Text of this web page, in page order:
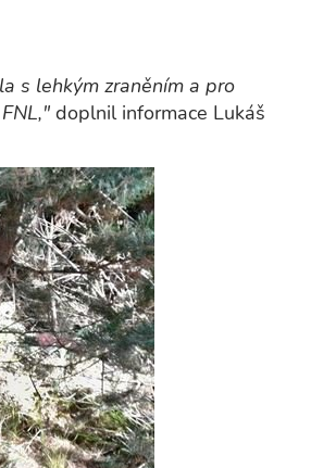
s lehkým zraněním a pro
doplnil informace Lukáš